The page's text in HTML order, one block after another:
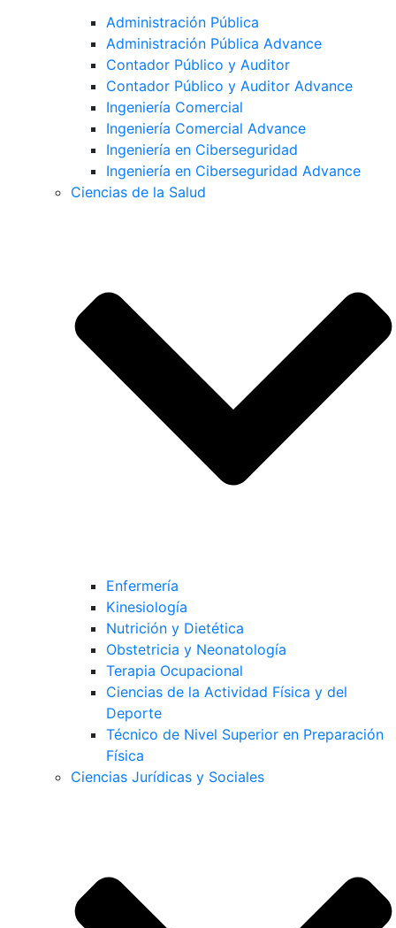
Administración Pública
Administración Pública Advance
Contador Público y Auditor
Contador Público y Auditor Advance
Ingeniería Comercial
Ingeniería Comercial Advance
Ingeniería en Ciberseguridad
Ingeniería en Ciberseguridad Advance
Ciencias de la Salud
Enfermería
Kinesiología
Nutrición y Dietética
Obstetricia y Neonatología
Terapia Ocupacional
Ciencias de la Actividad Física y del
Deporte
Técnico de Nivel Superior en Preparación
Física
Ciencias Jurídicas y Sociales